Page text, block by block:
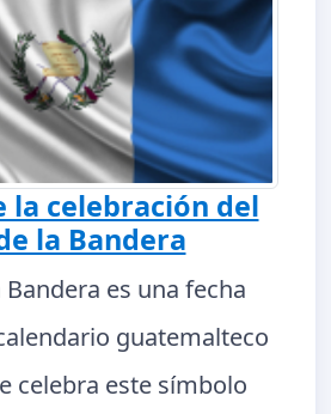
la celebración del
la Bandera
Bandera es una fecha
guatemalteco
celebra este símbolo